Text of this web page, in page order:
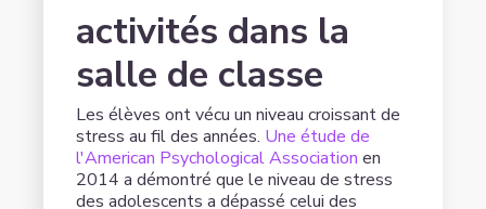
activités dans la
salle de classe
Les élèves ont vécu un niveau croissant de
stress au fil des années. Une étude de
l'American Psychological Association en
2014 a démontré que le niveau de stress
des adolescents a dépassé celui des